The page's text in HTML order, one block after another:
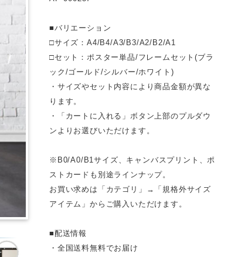
■バリエーション
□サイズ：A4/B4/A3/B3/A2/B2/A1
□セット：ポスター単品/フレームセット(ブラ
ック/ゴールド/シルバー/ホワイト)
・サイズやセット内容により商品金額が異な
ります。
・「カートに入れる」ボタン上部のプルダウ
ンよりお選びいただけます。
※B0/A0/B1サイズ、キャンバスプリント、ポ
ストカードも別途ラインナップ。
お買い求めは「カテゴリ」→「規格外サイズ
アイテム」からご購入いただけます。
■配送情報
・全国送料無料でお届け